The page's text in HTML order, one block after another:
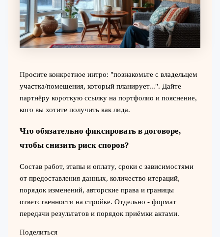
Просите конкретное интро: "познакомьте с владельцем
участка/помещения, который планирует...". Дайте
партнёру короткую ссылку на портфолио и пояснение,
кого вы хотите получить как лида.
Что обязательно фиксировать в договоре,
чтобы снизить риск споров?
Состав работ, этапы и оплату, сроки с зависимостями
от предоставления данных, количество итераций,
порядок изменений, авторские права и границы
ответственности на стройке. Отдельно - формат
передачи результатов и порядок приёмки актами.
Поделиться